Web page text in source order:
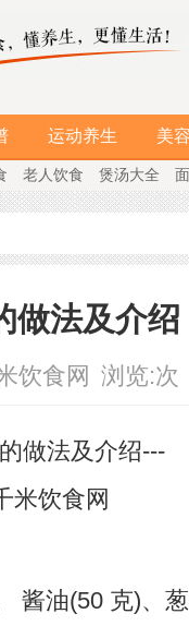
运动养生 美
老人饮食 煲汤大全
做法及介绍
饮食网 浏览:次
油(50 克)、葱